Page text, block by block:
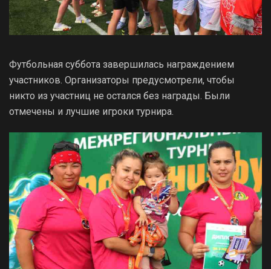
Футбольная суббота завершилась награждением
участников. Организаторы предусмотрели, чтобы
никто из участниц не остался без награды. Были
отмечены и лучшие игроки турнира.